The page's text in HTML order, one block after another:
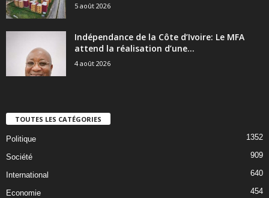
5 août 2026
Indépendance de la Côte d’Ivoire: Le MFA
attend la réalisation d’une...
4 août 2026
TOUTES LES CATÉGORIES
Politique 1352
Société 909
International 640
Economie 454